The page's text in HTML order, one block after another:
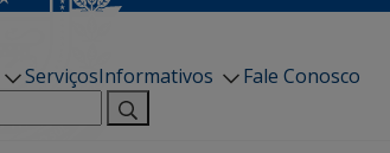
ServiçosInformativos
Fale Conosco